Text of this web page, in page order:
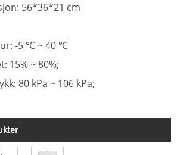
56*36*21 cm
-5 ℃ ~ 40 ℃
15% ~ 80%;
80 kPa ~ 106 kPa;